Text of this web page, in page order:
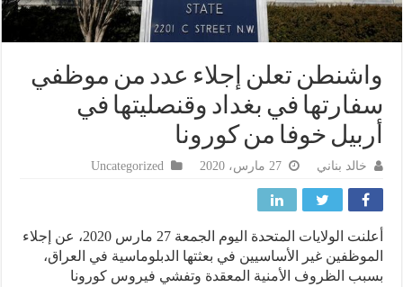
تعلن إجلاء عدد من موظفي
في بغداد وقنصليتها في
خوفا من كورونا
خالد بناني Uncategorized
أعلنت الولايات المتحدة اليوم الجمعة 27 مارس 2020، عن إجلاء
غير الأساسيين في بعثتها الدبلوماسية في العراق،
الظروف الأمنية المعقدة وتفشي فيروس كورونا